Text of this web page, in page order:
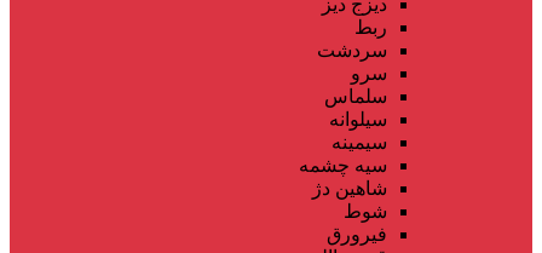
ربط
سردشت
سرو
سلماس
سیلوانه
سیمینه
سیه چشمه
شاهین دژ
شوط
فیرورق